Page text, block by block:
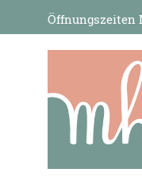
Öffnungszeiten